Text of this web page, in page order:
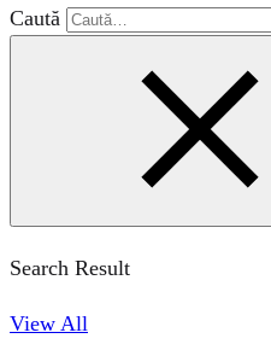
Caută
Search Result
View All